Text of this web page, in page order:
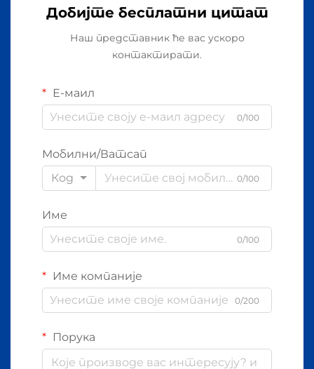
Добијте бесплатни цитат
Наш представник ће вас ускоро
контактирати.
Е-маил
0/100
Мобилни/Ватсап
Код
0/100
Име
0/100
Име компаније
0/200
Порука